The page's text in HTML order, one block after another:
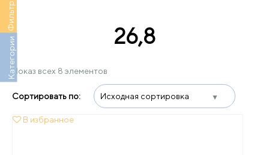
Фильтр
Категории 26,8
Показ всех 8 элементов
В избранное